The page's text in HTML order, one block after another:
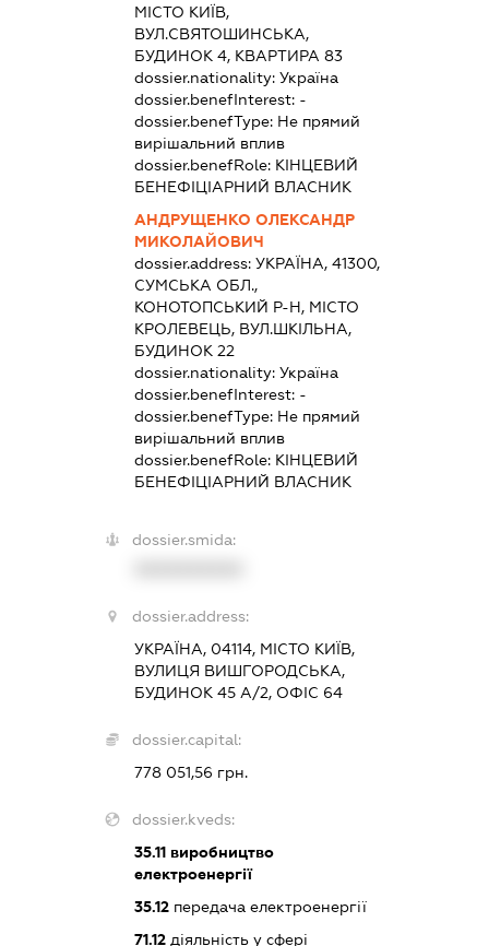
МІСТО КИЇВ,
ВУЛ.СВЯТОШИНСЬКА,
БУДИНОК 4, КВАРТИРА 83
dossier.nationality: Україна
dossier.benefInterest: -
dossier.benefType: Не прямий
вирішальний вплив
dossier.benefRole: КІНЦЕВИЙ
БЕНЕФІЦІАРНИЙ ВЛАСНИК
АНДРУЩЕНКО ОЛЕКСАНДР
МИКОЛАЙОВИЧ
dossier.address: УКРАЇНА, 41300,
СУМСЬКА ОБЛ.,
КОНОТОПСЬКИЙ Р-Н, МІСТО
КРОЛЕВЕЦЬ, ВУЛ.ШКІЛЬНА,
БУДИНОК 22
dossier.nationality: Україна
dossier.benefInterest: -
dossier.benefType: Не прямий
вирішальний вплив
dossier.benefRole: КІНЦЕВИЙ
БЕНЕФІЦІАРНИЙ ВЛАСНИК
dossier.smida:
dossier.address:
УКРАЇНА, 04114, МІСТО КИЇВ,
ВУЛИЦЯ ВИШГОРОДСЬКА,
БУДИНОК 45 А/2, ОФІС 64
dossier.capital:
778 051,56 грн.
dossier.kveds:
35.11виробництво
електроенергії
35.12передача електроенергії
71.12діяльність у сфері